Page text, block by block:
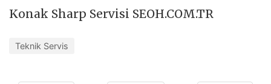
Konak Sharp Servisi SEOH.COM.TR
Teknik Servis